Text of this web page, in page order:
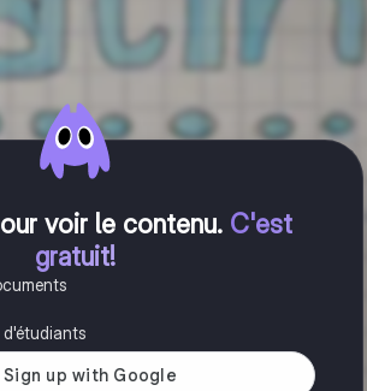
voir le contenu. C'est
gratuit!
d'étudiants